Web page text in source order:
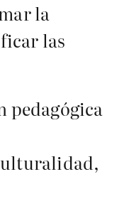
la
las
pedagógica